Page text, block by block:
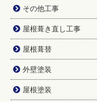
その他工事
屋根葺き直し工事
屋根葺替
外壁塗装
屋根塗装